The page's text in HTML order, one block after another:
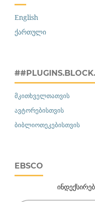
English
ქართული
მკითხველთათვის
ავტორებისთვის
ბიბლიოთეკებისთვის
EBSCO